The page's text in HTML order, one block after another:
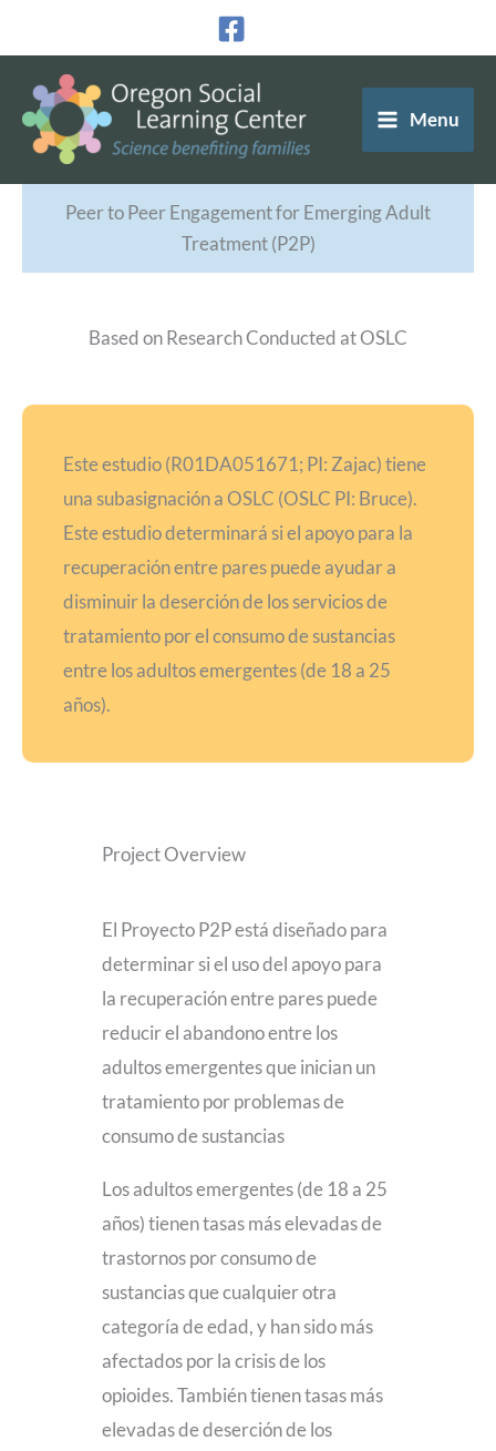
contenido
Menu
Peer to Peer Engagement for Emerging Adult
Treatment (P2P)
Based on Research Conducted at OSLC
Este estudio (R01DA051671; PI: Zajac) tiene
una subasignación a OSLC (OSLC PI: Bruce).
Este estudio determinará si el apoyo para la
recuperación entre pares puede ayudar a
disminuir la deserción de los servicios de
tratamiento por el consumo de sustancias
entre los adultos emergentes (de 18 a 25
años).
Project Overview
El Proyecto P2P está diseñado para
determinar si el uso del apoyo para
la recuperación entre pares puede
reducir el abandono entre los
adultos emergentes que inician un
tratamiento por problemas de
consumo de sustancias
Los adultos emergentes (de 18 a 25
años) tienen tasas más elevadas de
trastornos por consumo de
sustancias que cualquier otra
categoría de edad, y han sido más
afectados por la crisis de los
opioides. También tienen tasas más
elevadas de deserción de los